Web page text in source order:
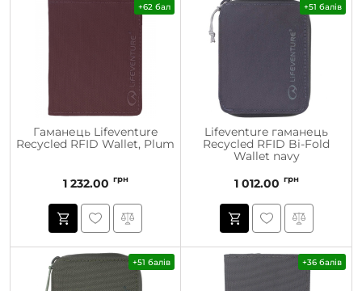
+62 бал
Гаманець Lifeventure
Recycled RFID Wallet, Plum
1 232.00 грн
+51 балів
Lifeventure гаманець
Recycled RFID Bi-Fold
Wallet navy
1 012.00 грн
+51 балів +36 балів